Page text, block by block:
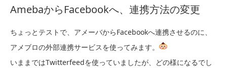
AmebaからFacebookへ、連携方法の変更
ちょっとテストで、アメーバからFacebookへ連携させるのに、
アメブロの外部連携サービスを使ってみます。
いままではTwitterfeedを使っていましたが、どの様になるでし